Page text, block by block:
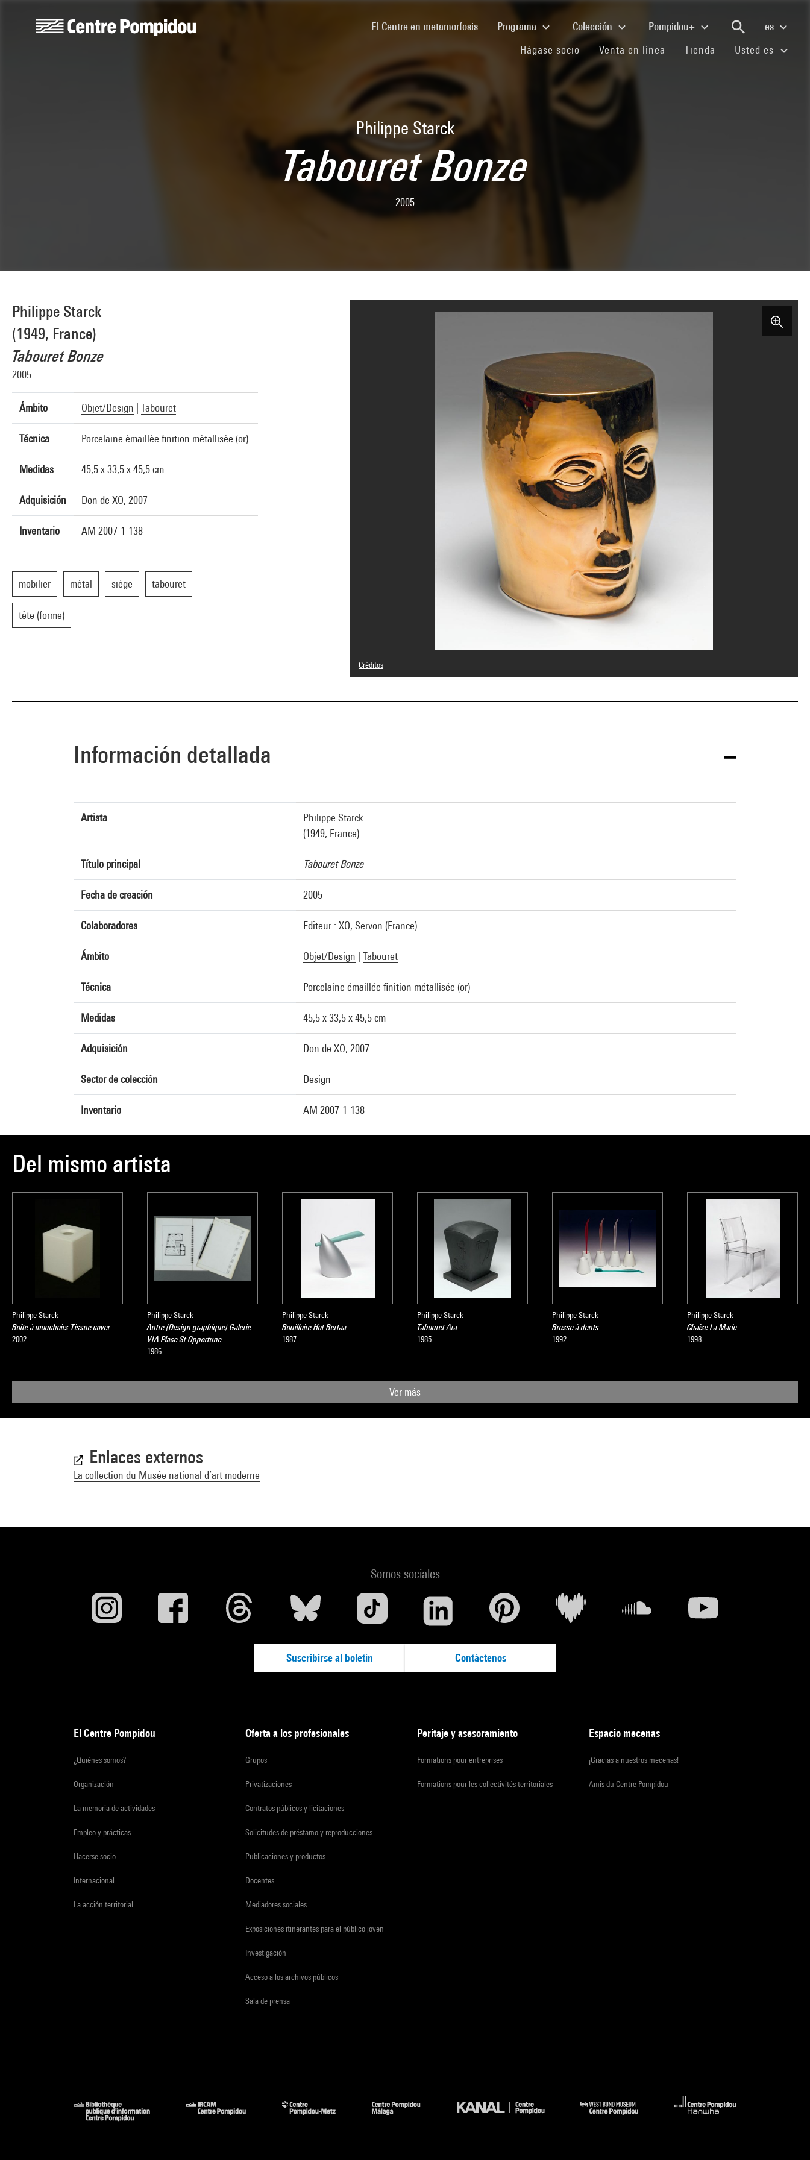
El Centre en metamorfosis(current)Programa Colección Pompidou+
es
Hágase socio (current)
Venta en línea (current)
Tienda (current)
Usted es
Philippe Starck
Tabouret Bonze
2005
Philippe Starck
(1949, France)
Tabouret Bonze
2005
Ámbito Objet/Design Tabouret
Técnica Porcelaine émaillée finition métallisée (or)
Medidas 45,5 x 33,5 x 45,5 cm
Adquisición Don de XO, 2007
Inventario AM 2007-1-138
mobilier métal siège tabouret
tête (forme)
Créditos
© Philippe Starck
Referencia de la imagen : 4N40641
Información detallada
Artista
Philippe Starck
(1949, France)
Título principal Tabouret Bonze
Fecha de creación 2005
Colaboradores Editeur : XO, Servon (France)
Ámbito Objet/Design Tabouret
Técnica Porcelaine émaillée finition métallisée (or)
Medidas 45,5 x 33,5 x 45,5 cm
Adquisición Don de XO, 2007
Sector de colección Design
Inventario AM 2007-1-138
Del mismo artista
Philippe Starck
Boîte à mouchoirs Tissue cover
2002
Philippe Starck
Autre (Design graphique) Galerie
VIA Place St Opportune
1986
Philippe Starck
Bouilloire Hot Bertaa
1987
Philippe Starck
Tabouret Ara
1985
Philippe Starck
Brosse à dents
1992
Philippe Starck
Chaise La Marie
1998
Ver más
Enlaces externos
La collection du Musée national d’art moderne
Somos sociales
Suscribirse al boletín Contáctenos
El Centre Pompidou
¿Quiénes somos?
Organización
La memoria de actividades
Empleo y prácticas
Hacerse socio
Internacional
La acción territorial
Oferta a los profesionales
Grupos
Privatizaciones
Contratos públicos y licitaciones
Solicitudes de préstamo y reproducciones
Publicaciones y productos
Docentes
Mediadores sociales
Exposiciones itinerantes para el público joven
Investigación
Acceso a los archivos públicos
Sala de prensa
Peritaje y asesoramiento
Formations pour entreprises
Formations pour les collectivités territoriales
Espacio mecenas
¡Gracias a nuestros mecenas!
Amis du Centre Pompidou